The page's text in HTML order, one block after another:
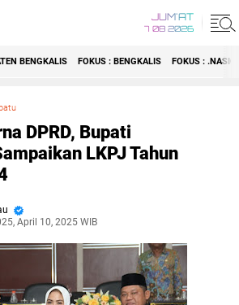
JUM'AT
7 08 2026
BENGKALIS FOKUS : BENGKALIS FOKUS :
DPRD, Bupati
LKPJ Tahun
April 10, 2025 WIB